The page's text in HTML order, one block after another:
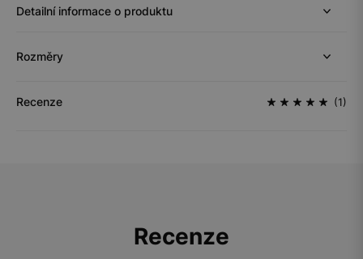
Detailní informace o produktu
Rozměry
Recenze (1)
Recenze